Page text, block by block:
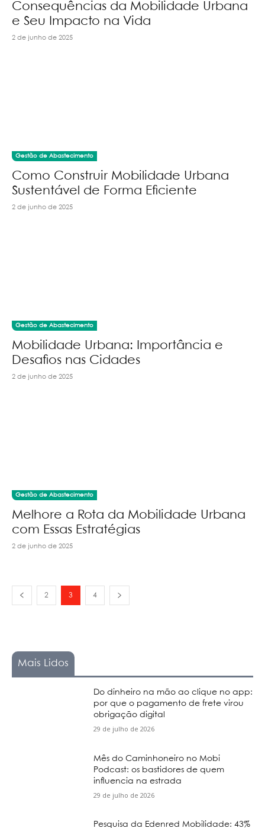
Consequências da Mobilidade Urbana
e Seu Impacto na Vida
2 de junho de 2025
Gestão de Abastecimento
Como Construir Mobilidade Urbana
Sustentável de Forma Eficiente
2 de junho de 2025
Gestão de Abastecimento
Mobilidade Urbana: Importância e
Desafios nas Cidades
2 de junho de 2025
Gestão de Abastecimento
Melhore a Rota da Mobilidade Urbana
com Essas Estratégias
2 de junho de 2025
2 3 4
Mais Lidos
Do dinheiro na mão ao clique no app:
por que o pagamento de frete virou
obrigação digital
29 de julho de 2026
Mês do Caminhoneiro no Mobi
Podcast: os bastidores de quem
influencia na estrada
29 de julho de 2026
Pesquisa da Edenred Mobilidade: 43%